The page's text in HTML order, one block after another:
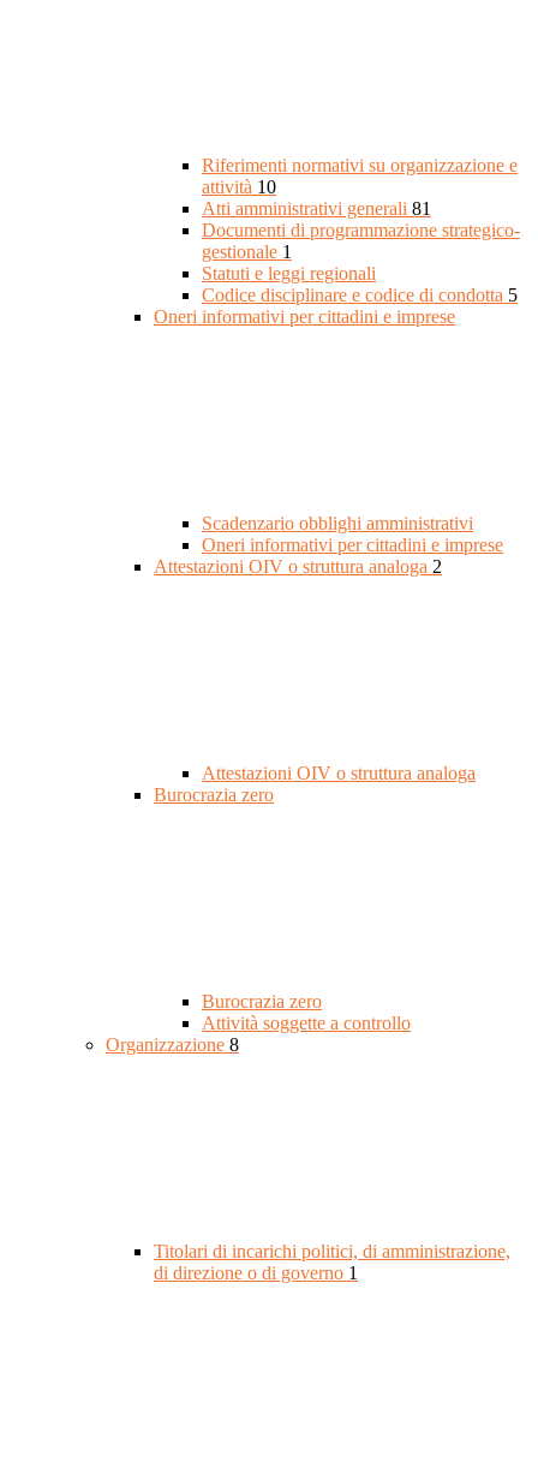
Riferimenti normativi su organizzazione e
attività 10
Atti amministrativi generali 81
Documenti di programmazione strategico-
gestionale 1
Statuti e leggi regionali
Codice disciplinare e codice di condotta 5
Oneri informativi per cittadini e imprese
Scadenzario obblighi amministrativi
Oneri informativi per cittadini e imprese
Attestazioni OIV o struttura analoga 2
Attestazioni OIV o struttura analoga
Burocrazia zero
Burocrazia zero
Attività soggette a controllo
Organizzazione 8
Titolari di incarichi politici, di amministrazione,
di direzione o di governo 1